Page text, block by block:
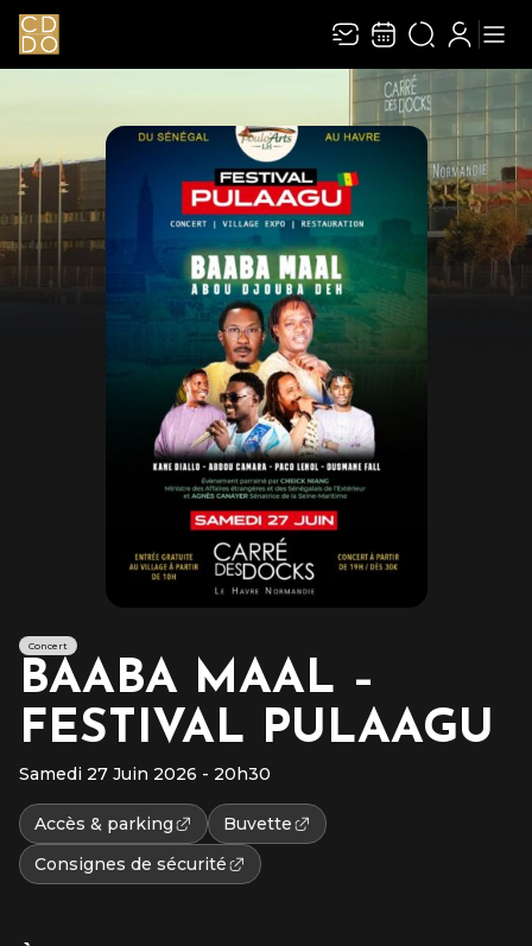
Recevez toute l’actualité en vous abonnant à
notre newsletter :
ENVOYER
Rivaj Group traite votre adresse électronique pour la gestion de votre
abonnement à la newsletter deLe Carré des Docks / Docks Océane
pouvez retirer votre consentement à tout moment. Pour en savoir plus,
politique de protection des données .
Concert
BAABA MAAL –
FESTIVAL PULAAGU
Samedi 27 Juin 2026 - 20h30
Accès & parking
Buvette
Consignes de sécurité